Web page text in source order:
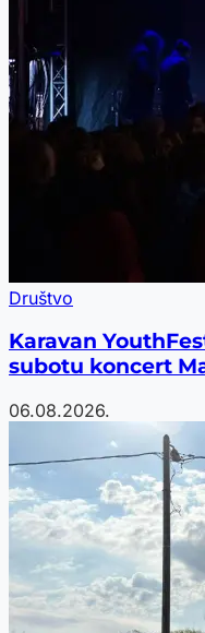
Društvo
Karavan
subotu koncert
06.08.2026.